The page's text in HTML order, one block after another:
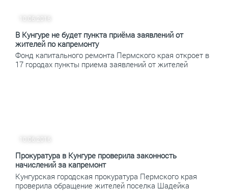
10.06.2016
В Кунгуре не будет пункта приёма заявлений от
жителей по капремонту
Фонд капитального ремонта Пермского края откроет в
17 городах пункты приема заявлений от жителей
10.06.2016
Прокуратура в Кунгуре проверила законность
начислений за капремонт
Кунгурская городская прокуратура Пермского края
проверила обращение жителей поселка Шадейка